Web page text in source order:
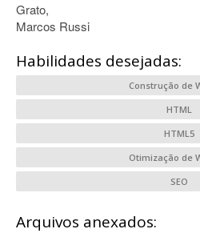
Grato,
Marcos Russi
Habilidades desejadas:
Construção de
HTML
HTML5
Otimização de
SEO
Arquivos anexados: